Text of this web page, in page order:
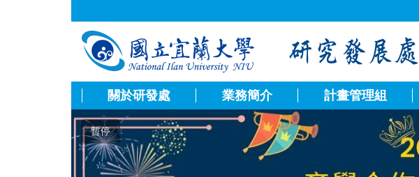
關於研發處 業務簡介 計畫管理組
暫停